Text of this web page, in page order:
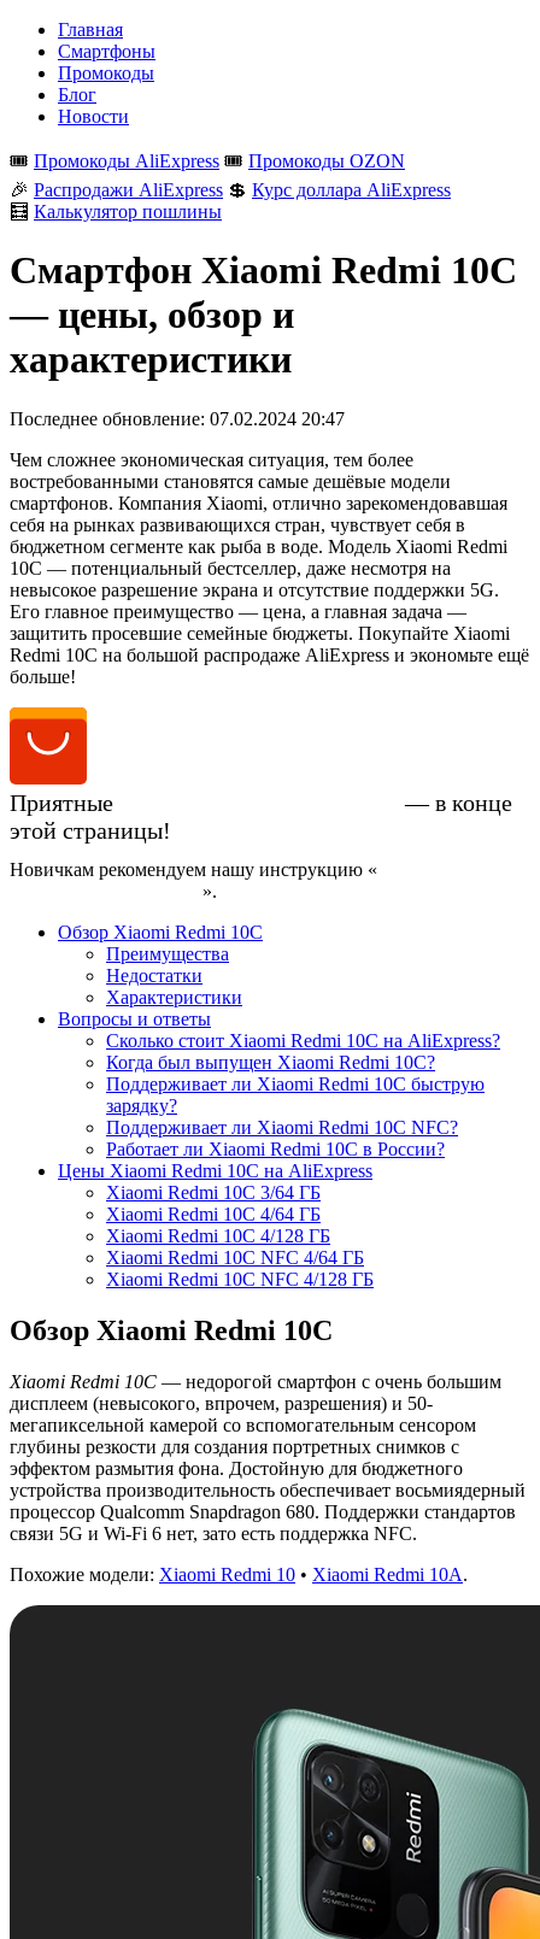
Главная
Смартфоны
Промокоды
Блог
Новости
🎟️ Промокоды AliExpress 🎟️ Промокоды OZON
🎉 Распродажи AliExpress 💲 Курс доллара AliExpress
🧮 Калькулятор пошлины
Смартфон Xiaomi Redmi 10C
— цены, обзор и
характеристики
Последнее обновление: 07.02.2024 20:47
Чем сложнее экономическая ситуация, тем более
востребованными становятся самые дешёвые модели
смартфонов. Компания Xiaomi, отлично зарекомендовавшая
себя на рынках развивающихся стран, чувствует себя в
бюджетном сегменте как рыба в воде. Модель Xiaomi Redmi
10C — потенциальный бестселлер, даже несмотря на
невысокое разрешение экрана и отсутствие поддержки 5G.
Его главное преимущество — цена, а главная задача —
защитить просевшие семейные бюджеты. Покупайте Xiaomi
Redmi 10C на большой распродаже AliExpress и экономьте ещё
больше!
Приятные
— в конце
этой страницы!
Новичкам рекомендуем нашу инструкцию «
».
Обзор Xiaomi Redmi 10C
Преимущества
Недостатки
Характеристики
Вопросы и ответы
Сколько стоит Xiaomi Redmi 10C на AliExpress?
Когда был выпущен Xiaomi Redmi 10C?
Поддерживает ли Xiaomi Redmi 10C быструю
зарядку?
Поддерживает ли Xiaomi Redmi 10C NFC?
Работает ли Xiaomi Redmi 10C в России?
Цены Xiaomi Redmi 10C на AliExpress
Xiaomi Redmi 10C 3/64 ГБ
Xiaomi Redmi 10C 4/64 ГБ
Xiaomi Redmi 10C 4/128 ГБ
Xiaomi Redmi 10C NFC 4/64 ГБ
Xiaomi Redmi 10C NFC 4/128 ГБ
Обзор Xiaomi Redmi 10C
Xiaomi Redmi 10C — недорогой смартфон с очень большим
дисплеем (невысокого, впрочем, разрешения) и 50-
мегапиксельной камерой со вспомогательным сенсором
глубины резкости для создания портретных снимков с
эффектом размытия фона. Достойную для бюджетного
устройства производительность обеспечивает восьмиядерный
процессор Qualcomm Snapdragon 680. Поддержки стандартов
связи 5G и Wi-Fi 6 нет, зато есть поддержка NFC.
Похожие модели: Xiaomi Redmi 10 • Xiaomi Redmi 10A.